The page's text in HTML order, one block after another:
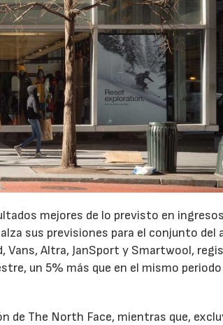
mejores de lo previsto en
sus previsiones para el conjunto del
Vans, Altra, JanSport y Smartwool,
un 5% más que en el mismo
de The North Face, mientras que,